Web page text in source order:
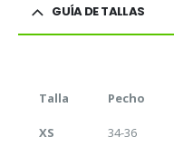
GUÍA DE TALLAS
Talla Pecho
XS 34-36